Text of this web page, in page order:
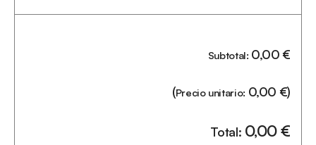
Subtotal: 0,00€
(Precio unitario: 0,00 €)
Total: 0,00€